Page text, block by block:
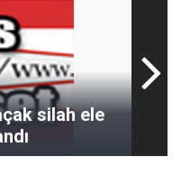
silah ele